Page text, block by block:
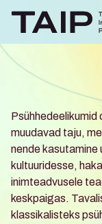
Mison
muudavad taju,
nende
kultuuridesse,
inimteadvusele
keskpaigas.
klassikalisteks